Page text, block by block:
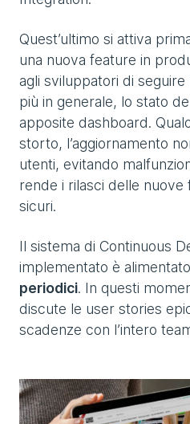
Quest’ultimo si attiva
una nuova feature in
agli sviluppatori di seguire
più in generale, lo stato
apposite dashboard.
storto, l’aggiornamento
utenti, evitando
rende i rilasci delle nuove
sicuri.
Il sistema di Continuous
implementato è
periodici. In questi
discute le user stories
scadenze con l’intero